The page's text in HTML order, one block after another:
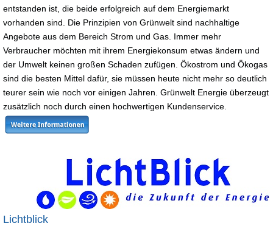
entstanden ist, die beide erfolgreich auf dem Energiemarkt
vorhanden sind. Die Prinzipien von Grünwelt sind nachhaltige
Angebote aus dem Bereich Strom und Gas. Immer mehr
Verbraucher möchten mit ihrem Energiekonsum etwas ändern und
der Umwelt keinen großen Schaden zufügen. Ökostrom und Ökogas
sind die besten Mittel dafür, sie müssen heute nicht mehr so deutlich
teurer sein wie noch vor einigen Jahren. Grünwelt Energie überzeugt
zusätzlich noch durch einen hochwertigen Kundenservice.
Lichtblick